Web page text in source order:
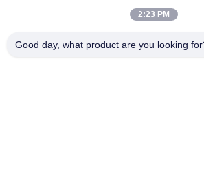
イベント
2:23 PM
Good day, what product are you looking